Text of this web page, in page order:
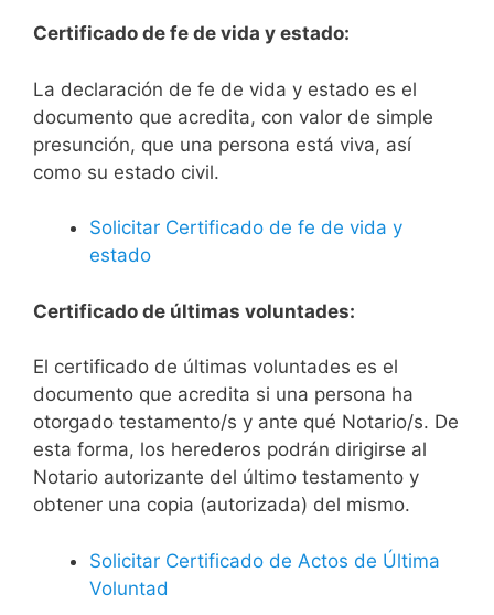
Certificado de fe de vida y estado:
La declaración de fe de vida y estado es el
documento que acredita, con valor de simple
presunción, que una persona está viva, así
como su estado civil.
Solicitar Certificado de fe de vida y
estado
Certificado de últimas voluntades:
El certificado de últimas voluntades es el
documento que acredita si una persona ha
otorgado testamento/s y ante qué Notario/s. De
esta forma, los herederos podrán dirigirse al
Notario autorizante del último testamento y
obtener una copia (autorizada) del mismo.
Solicitar Certificado de Actos de Última
Voluntad